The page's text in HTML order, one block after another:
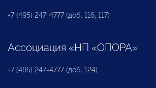
+7 (495) 247-4777 (доб. 116, 117)
Ассоциация «НП «ОПОРА»
+7 (495) 247-4777 (доб. 124)